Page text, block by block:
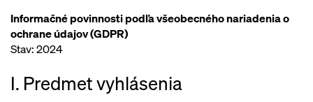
Informačné povinnosti podľa všeobecného nariadenia o
ochrane údajov (GDPR)
Stav: 2024
I. Predmet vyhlásenia